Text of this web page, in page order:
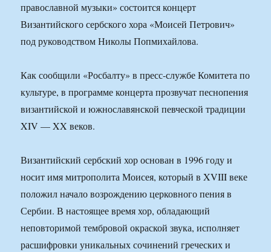
православной музыки» состоится концерт
Византийского сербского хора «Моисей Петрович»
под руководством Николы Попмихайлова.
Как сообщили «Росбалту» в пресс-службе Комитета по
культуре, в программе концерта прозвучат песнопения
византийской и южнославянской певческой традиции
XIV — XX веков.
Византийский сербский хор основан в 1996 году и
носит имя митрополита Моисея, который в XVIII веке
положил начало возрождению церковного пения в
Сербии. В настоящее время хор, обладающий
неповторимой тембровой окраской звука, исполняет
расшифровки уникальных сочинений греческих и